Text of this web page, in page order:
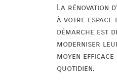
La rénovation
à votre
démarche est
moderniser
moyen
quotidien.